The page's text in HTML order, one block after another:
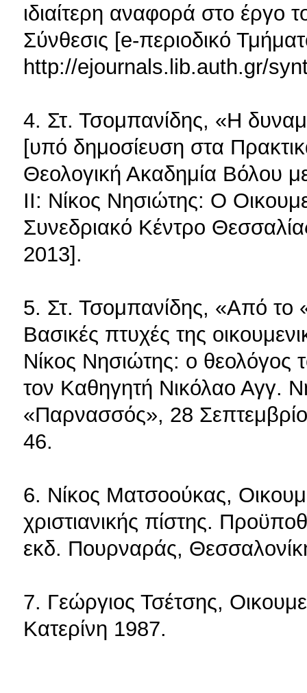
ιδιαίτερη αναφορά στο έργο
Σύνθεσις [e-περιοδικό
http://ejournals.lib.auth.gr/
4. Στ. Τσομπανίδης, «Η
[υπό δημοσίευση στα
Θεολογική Ακαδημία Βόλου
ΙΙ: Νίκος Νησιώτης: Ο
Συνεδριακό Κέντρο
2013].
5. Στ. Τσομπανίδης, «Από
Βασικές πτυχές της
Νίκος Νησιώτης: ο θεολόγος
τον Καθηγητή Νικόλαο Αγγ.
«Παρνασσός», 28
46.
6. Νίκος Ματσοούκας,
χριστιανικής πίστης.
εκδ. Πουρναράς,
7. Γεώργιος Τσέτσης,
Κατερίνη 1987.